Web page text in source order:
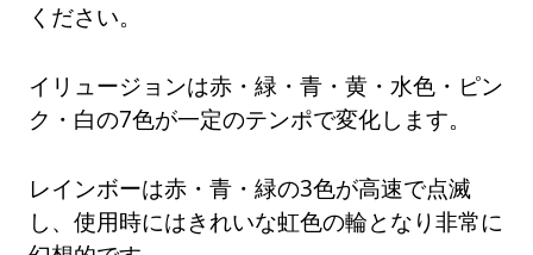
ください。
イリュージョンは赤・緑・青・黄・水色・ピン
ク・白の7色が一定のテンポで変化します。
レインボーは赤・青・緑の3色が高速で点滅
し、使用時にはきれいな虹色の輪となり非常に